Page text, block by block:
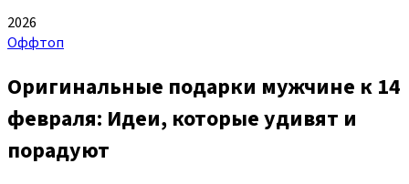
2026
Оффтоп
Оригинальные подарки мужчине к 14
февраля: Идеи, которые удивят и
порадуют